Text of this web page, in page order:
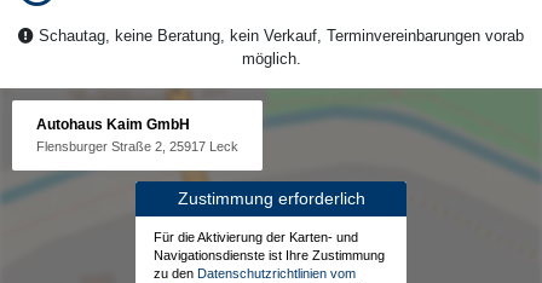
Schautag, keine Beratung, kein Verkauf, Terminvereinbarungen vorab
möglich.
Autohaus Kaim GmbH
Flensburger Straße 2, 25917 Leck
Zustimmung erforderlich
Für die Aktivierung der Karten- und
Navigationsdienste ist Ihre Zustimmung
zu den Datenschutzrichtlinien vom